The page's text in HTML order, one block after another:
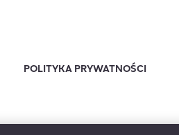
POLITYKA PRYWATNOŚCI